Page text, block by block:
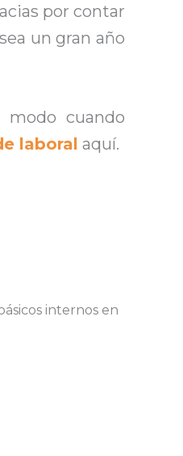
por contar
un gran año
cuando
laboral aquí.
internos en